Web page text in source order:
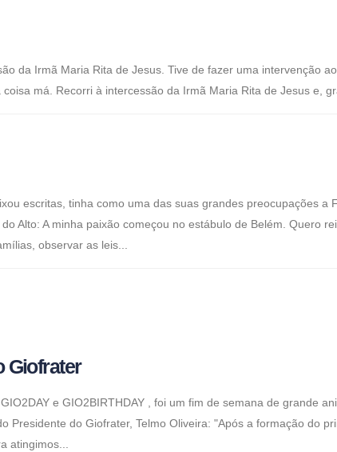
da Irmã Maria Rita de Jesus. Tive de fazer uma intervenção
má. Recorri à intercessão da Irmã Maria Rita de Jesus e,
escritas, tinha como uma das suas grandes preocupações a
Alto: A minha paixão começou no estábulo de Belém. Quero
observar as leis...
Giofrater
e GIO2BIRTHDAY , foi um fim de semana de grande
Presidente do Giofrater, Telmo Oliveira: "Após a formação do
atingimos...